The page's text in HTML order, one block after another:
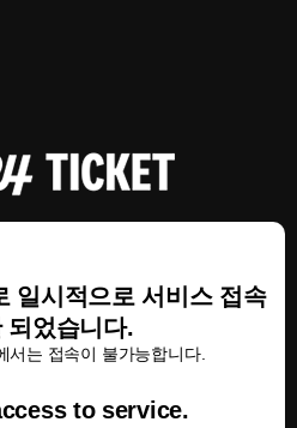
일시적으로 서비스 접속
되었습니다.
서는 접속이 불가능합니다.
to service.